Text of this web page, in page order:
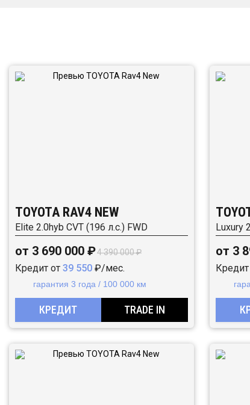
TOYOTA RAV4 NEW
Elite 2.0hyb CVT (196 л.с.) FWD
от 3 690 000 ₽4 390 000 ₽
Кредит от 39 550 ₽/мес.
гарантия 3 года / 100 000 км
КРЕДИТ TRADE IN
Luxury
от 3
Кредит